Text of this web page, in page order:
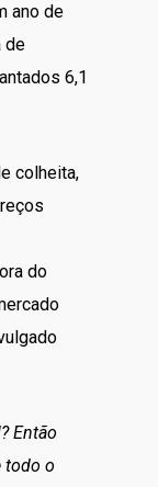
ano de
de
6,1
colheita,
do
Então
todo o